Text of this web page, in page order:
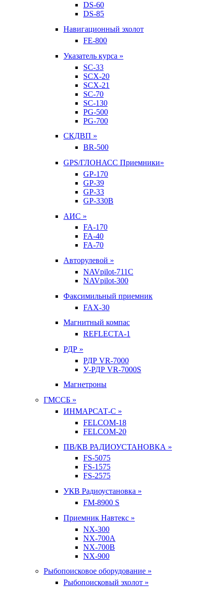
DS-60
DS-85
Навигационный эхолот
FE-800
Указатель курса »
SC-33
SCX-20
SCX-21
SC-70
SC-130
PG-500
PG-700
СКДВП »
BR-500
GPS/ГЛОНАСС Приемники»
GP-170
GP-39
GP-33
GP-330B
АИС »
FA-170
FA-40
FA-70
Авторулевой »
NAVpilot-711С
NAVpilot-300
Факсимильный приемник
FAX-30
Магнитный компас
REFLECTA-1
РДР »
РДР VR-7000
У-РДР VR-7000S
Магнетроны
ГМССБ »
ИНМАРСАТ-С »
FELCOM-18
FELCOM-20
ПВ/КВ РАДИОУСТАНОВКА »
FS-5075
FS-1575
FS-2575
УКВ Радиоустановка »
FM-8900 S
Приемник Навтекс »
NX-300
NX-700A
NX-700B
NX-900
Рыбопоисковое оборудование »
Рыбопоисковый эхолот »